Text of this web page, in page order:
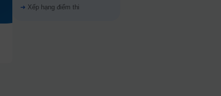
➜ Xếp hạng điểm thi